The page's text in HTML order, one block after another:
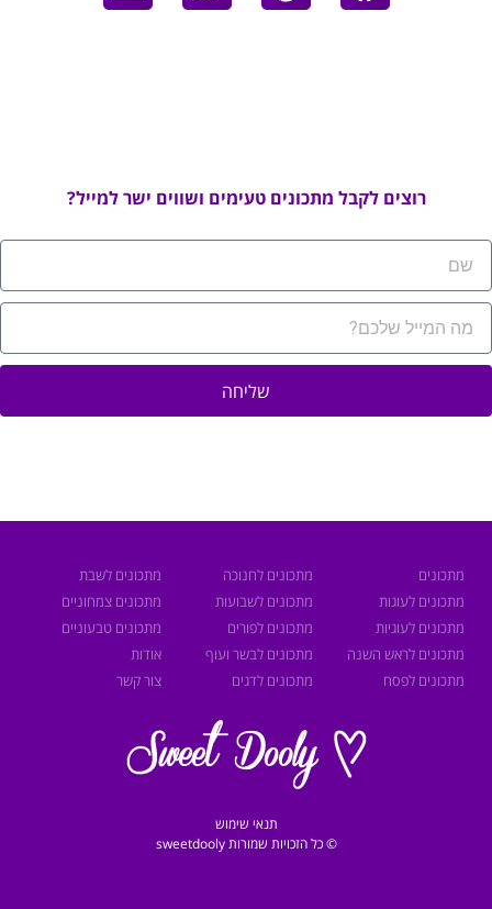
רוצים לקבל מתכונים טעימים ושווים ישר למייל?
שליחה
מתכונים
מתכונים לעוגות
מתכונים לעוגיות
מתכונים לראש השנה
מתכונים לפסח
מתכונים לחנוכה
מתכונים לשבועות
מתכונים לפורים
מתכונים לבשר ועוף
מתכונים לדגים
מתכונים לשבת
מתכונים צמחוניים
מתכונים טבעוניים
אודות
צור קשר
תנאי שימוש
© כל הזכויות שמורות sweetdooly